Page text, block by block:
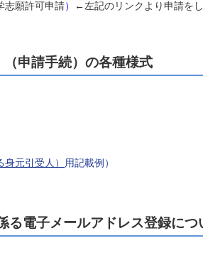
志願許可申請） ←左記のリンクより申請をし
申請手続）の各種様式
身元引受人） 用記載例）
電子メールアドレス登録につ